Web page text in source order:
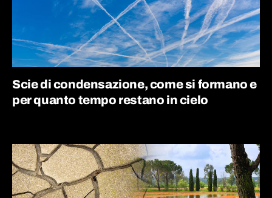
Scie di condensazione, come si formano e
per quanto tempo restano in cielo